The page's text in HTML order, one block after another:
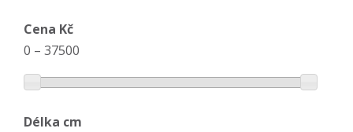
Cena Kč
0 – 37500
Délka cm